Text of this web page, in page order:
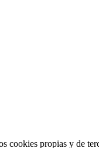
cookies propias y de